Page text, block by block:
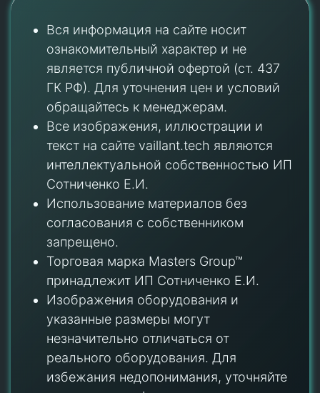
Вся информация на сайте носит
ознакомительный характер и не
является публичной офертой (ст. 437
ГК РФ). Для уточнения цен и условий
обращайтесь к менеджерам.
Все изображения, иллюстрации и
текст на сайте vaillant.tech являются
интеллектуальной собственностью ИП
Сотниченко Е.И.
Использование материалов без
согласования с собственником
запрещено.
Торговая марка Masters Group™
принадлежит ИП Сотниченко Е.И.
Изображения оборудования и
указанные размеры могут
незначительно отличаться от
реального оборудования. Для
избежания недопонимания, уточняйте